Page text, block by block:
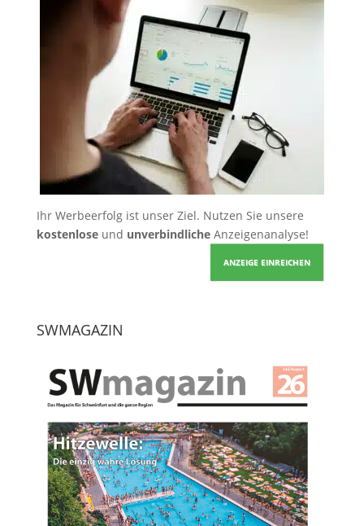
Ihr Werbeerfolg ist unser Ziel. Nutzen Sie unsere
kostenloseund unverbindlicheAnzeigenanalyse!
ANZEIGE EINREICHEN
SWMAGAZIN